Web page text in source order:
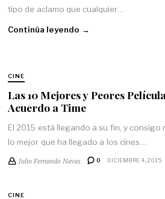
tipo de aclamo que cualquier…
Continúa leyendo →
CINE
Las 10 Mejores y Peores
Acuerdo a Time
El 2015 está llegando a su fin, y
lo mejor que ha llegado a los cines…
Julio Fernando Navas 0 DICIEMBRE 4, 2015
CINE